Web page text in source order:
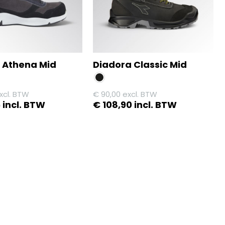
optie
gekozen
op
de
productpagina
Mid
BTW
incl. BTW
Diadora Classic Mid
€90,00 excl. BTW
€108,90incl. BTW